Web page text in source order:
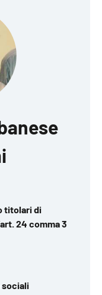
titolari di
24 comma 3
sociali